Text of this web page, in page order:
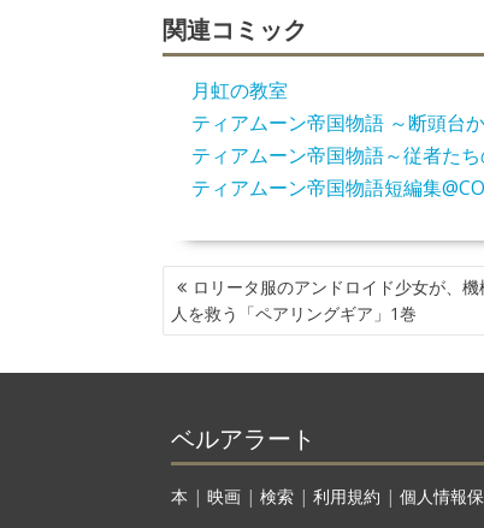
関連コミック
月虹の教室
ティアムーン帝国物語 ～断頭台
ティアムーン帝国物語～従者た
ティアムーン帝国物語短編集
投
稿
ナ
ゲ
シ
ョ
ン
ロリータ服のアンドロイド少女が、
人を救う「ペアリングギア」1巻
ベルアラート
本 | 映画| 検索| 利用規約 | 個人情報